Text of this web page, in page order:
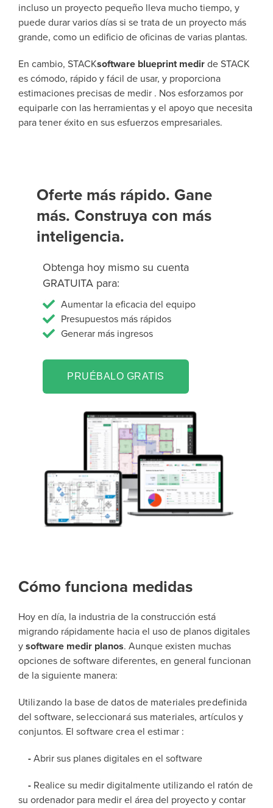
incluso un proyecto pequeño lleva mucho tiempo, y
puede durar varios días si se trata de un proyecto más
grande, como un edificio de oficinas de varias plantas.
En cambio, STACKsoftware blueprint medir de STACK
es cómodo, rápido y fácil de usar, y proporciona
estimaciones precisas de medir . Nos esforzamos por
equiparle con las herramientas y el apoyo que necesita
para tener éxito en sus esfuerzos empresariales.
Oferte más rápido. Gane
más. Construya con más
inteligencia.
Obtenga hoy mismo su cuenta
GRATUITA para:
Aumentar la eficacia del equipo
Presupuestos más rápidos
Generar más ingresos
PRUÉBALO GRATIS
Cómo funciona medidas
Hoy en día, la industria de la construcción está
migrando rápidamente hacia el uso de planos digitales
y software medir planos. Aunque existen muchas
opciones de software diferentes, en general funcionan
de la siguiente manera:
Utilizando la base de datos de materiales predefinida
del software, seleccionará sus materiales, artículos y
conjuntos. El software crea el estimar :
- Abrir sus planes digitales en el software
- Realice su medir digitalmente utilizando el ratón de
su ordenador para medir el área del proyecto y contar